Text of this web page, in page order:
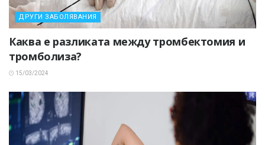
ДРУГИ ЗАБОЛЯВАНИЯ
Каква е разликата между тромбектомия и
тромболиза?
15/03/2024